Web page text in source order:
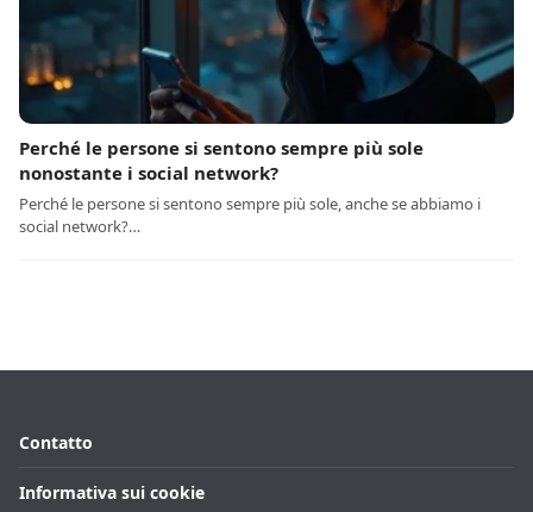
Perché le persone si sentono sempre più sole
nonostante i social network?
Perché le persone si sentono sempre più sole, anche se abbiamo i
social network?…
Contatto
Informativa sui cookie